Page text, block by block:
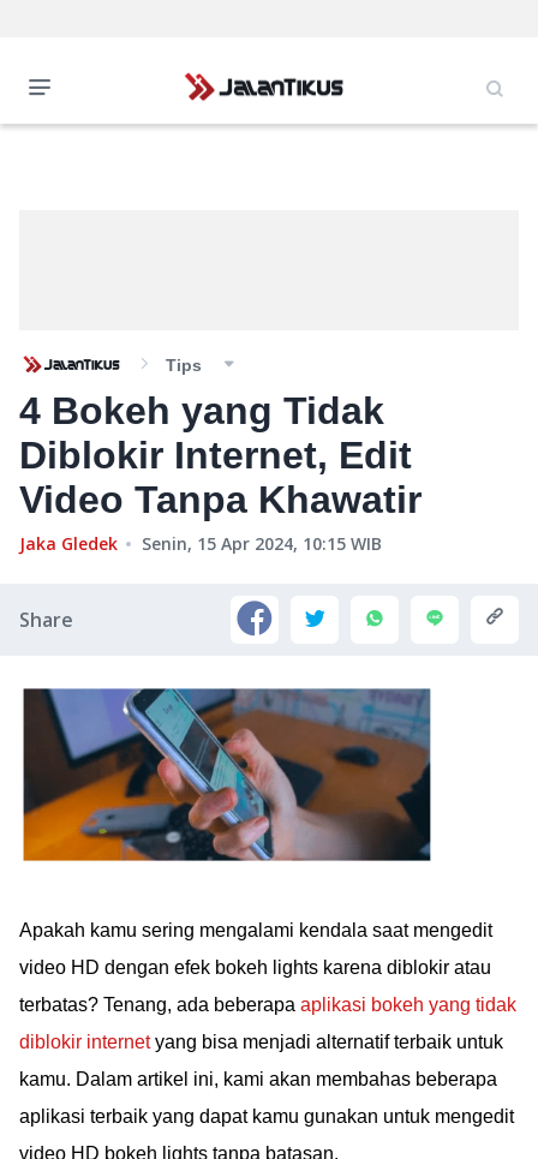
Tips
4 Bokeh yang Tidak
Diblokir Internet, Edit
Video Tanpa Khawatir
Jaka Gledek Senin, 15 Apr 2024, 10:15 WIB
Share
Apakah kamu sering mengalami kendala saat mengedit
video HD dengan efek bokeh lights karena diblokir atau
terbatas? Tenang, ada beberapa aplikasi bokeh yang tidak
diblokir internetyang bisa menjadi alternatif terbaik untuk
kamu. Dalam artikel ini, kami akan membahas beberapa
aplikasi terbaik yang dapat kamu gunakan untuk mengedit
video HD bokeh lights tanpa batasan.